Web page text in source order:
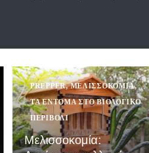
PREPPER,ΜΕΛΙΣΣΟΚΟΜΊΑ,
ΤΑ ΈΝΤΟΜΑ ΣΤΟ ΒΙΟΛΟΓΙΚΌ
ΠΕΡΙΒΌΛΙ
Μελισσοκομία: